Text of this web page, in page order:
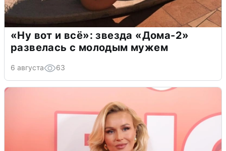
«Ну вот и всё»: звезда «Дома-2»
развелась с молодым мужем
6 августа 63